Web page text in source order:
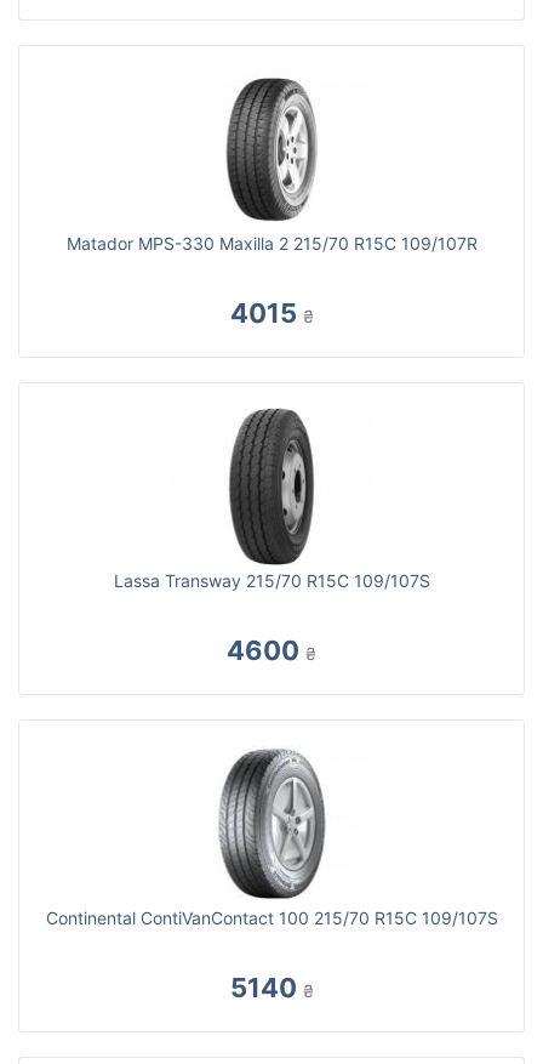
Matador MPS-330 Maxilla 2 215/70 R15C 109/107R
4015 ₴
Lassa Transway 215/70 R15C 109/107S
4600 ₴
Continental ContiVanContact 100 215/70 R15C 109/107S
5140 ₴